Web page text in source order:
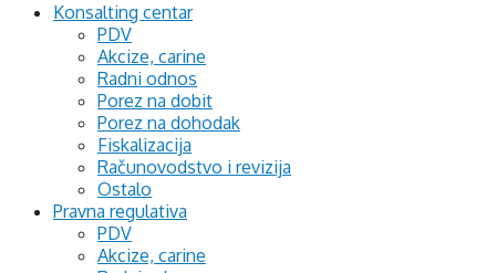
Konsalting centar
PDV
Akcize, carine
Radni odnos
Porez na dobit
Porez na dohodak
Fiskalizacija
Računovodstvo i revizija
Ostalo
Pravna regulativa
PDV
Akcize, carine